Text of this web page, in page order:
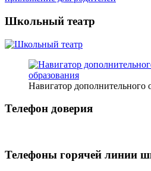
Школьный театр
Навигатор дополнительного
Телефон доверия
Телефоны горячей линии